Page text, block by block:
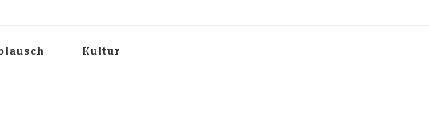
Kultur